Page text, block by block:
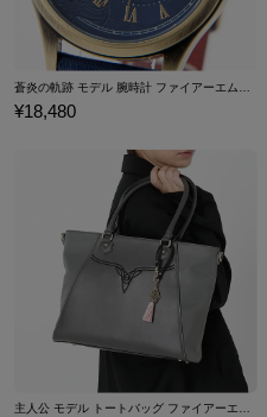
¥18,480
主人公 モデル トートバッグ ファイアーエムブレム 風花雪月